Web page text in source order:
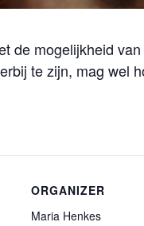
de mogelijkheid
te zijn, mag wel
ORGANIZER
Maria Henkes